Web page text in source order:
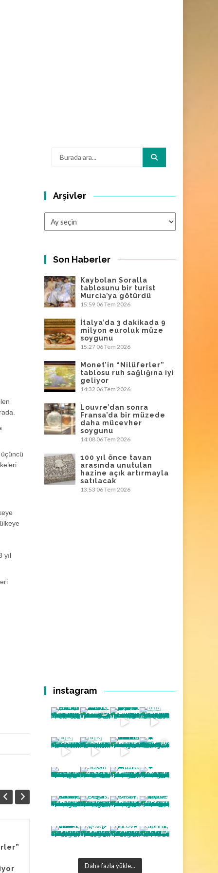
yıl
Louvre’dan sonra
müzede daha
Arşivler
Son Haberler
Kaybolan Soralla
tablosunu bir turist
Murcia’ya götürdü
15:59 06 Tem 2026
İtalya’da 3 dakikada 9
milyon euroluk müze
soygunu
15:27 06 Tem 2026
Monet’in “Nilüferler”
tablosu ruh sağlığına iyi
geliyor
14:32 06 Tem 2026
Louvre’dan sonra
Fransa’da bir müzede
daha mücevher
soygunu
14:08 06 Tem 2026
100 yıl önce tavan
arasında unutulan
hazine açık artırmayla
satılacak
13:53 06 Tem 2026
instagram
Daha fazla yükle...